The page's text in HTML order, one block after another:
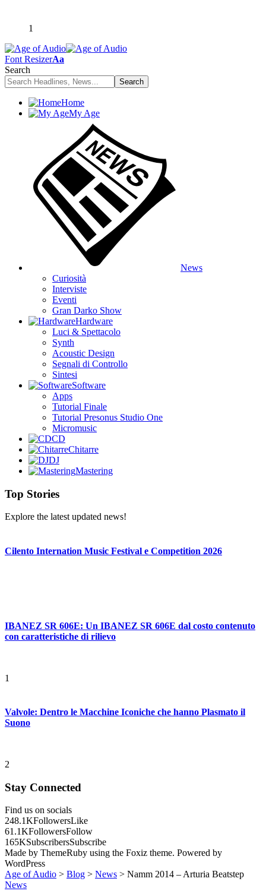
1
Font ResizerAa
Search
Home
My Age
News
Curiosità
Interviste
Eventi
Gran Darko Show
Hardware
Luci & Spettacolo
Synth
Acoustic Design
Segnali di Controllo
Sintesi
Software
Apps
Tutorial Finale
Tutorial Presonus Studio One
Micromusic
CD
Chitarre
DJ
Mastering
Top Stories
Explore the latest updated news!
Cilento Internation Music Festival e Competition 2026
IBANEZ SR 606E: Un IBANEZ SR 606E dal costo contenuto
con caratteristiche di rilievo
1
Valvole: Dentro le Macchine Iconiche che hanno Plasmato il
Suono
2
Stay Connected
Find us on socials
248.1KFollowersLike
61.1KFollowersFollow
165KSubscribersSubscribe
Made by ThemeRuby using the Foxiz theme. Powered by
WordPress
Age of Audio > Blog > News > Namm 2014 – Arturia Beatstep
News